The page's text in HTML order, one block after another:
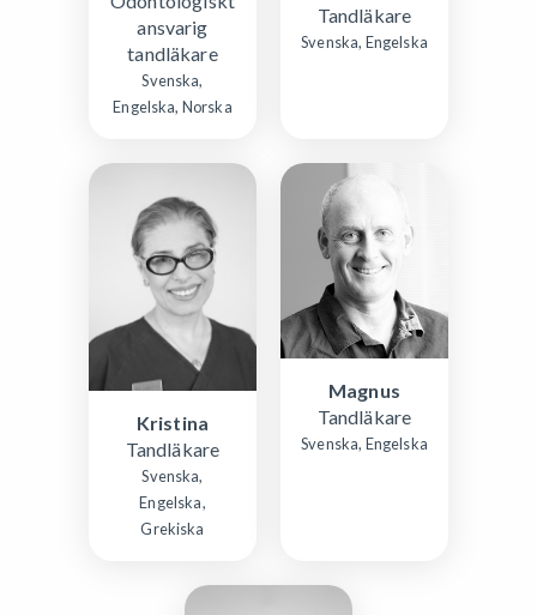
ansvarig
tandläkare
Svenska,
Engelska, Norska
Tandläkare
Svenska, Engelska
Kristina
Tandläkare
Svenska,
Engelska,
Grekiska
Magnus
Tandläkare
Svenska, Engelska